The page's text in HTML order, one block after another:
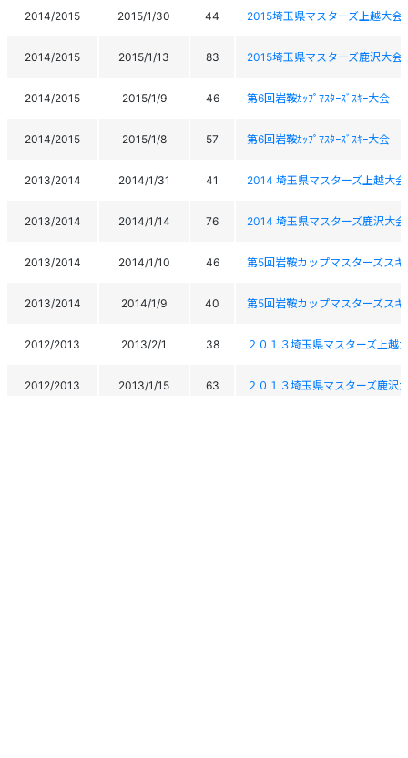
2014/2015 2015/1/30 44 2015埼玉県マスターズ上越大会
2014/2015 2015/1/13 83 2015埼玉県マスターズ鹿沢大会
2014/2015 2015/1/9 46 第6回岩鞍ｶｯﾌﾟﾏｽﾀｰｽﾞｽｷｰ大会
2014/2015 2015/1/8 57 第6回岩鞍ｶｯﾌﾟﾏｽﾀｰｽﾞｽｷｰ大会
2013/2014 2014/1/31 41 2014 埼玉県マスターズ上越大会
2013/2014 2014/1/14 76 2014 埼玉県マスターズ鹿沢大会
2013/2014 2014/1/10 46 第5回岩鞍カップマスターズス
2013/2014 2014/1/9 40 第5回岩鞍カップマスターズス
2012/2013 2013/2/1 38 ２０１３埼玉県マスターズ上越
2012/2013 2013/1/15 63 ２０１３埼玉県マスターズ鹿沢